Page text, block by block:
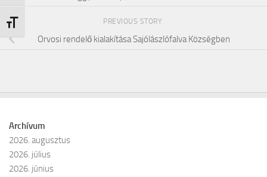
Betűméret váltása PREVIOUS STORY
Orvosi rendelő kialakítása Sajólászlófalva Községben
Archívum
2026. augusztus
2026. július
2026. június